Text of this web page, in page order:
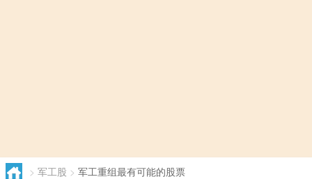
> 军工股 > 军工重组最有可能的股票